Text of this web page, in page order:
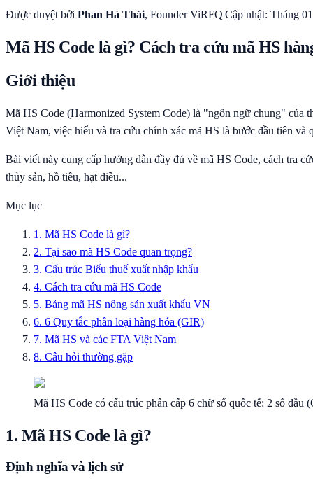
Được duyệt bởi Phan Hà Thái, Founder ViRFQ|Cập nhật: Tháng
Mã HS Code là gì? Cách tra cứu mã HS
Giới thiệu
Mã HS Code (Harmonized System Code) là "ngôn ngữ chung" của
Việt Nam, việc hiểu và tra cứu chính xác mã HS là bước đầu tiên
Bài viết này cung cấp hướng dẫn đầy đủ về mã HS Code, cách tra
thủy sản, hồ tiêu, hạt điều...
Mục lục
1. Mã HS Code là gì?
2. Tại sao mã HS Code quan trọng?
3. Cấu trúc Biểu thuế xuất nhập khẩu
4. Cách tra cứu mã HS Code
5. Bảng mã HS nông sản xuất khẩu VN
6. 6 Quy tắc phân loại hàng hóa (GIR)
7. Mã HS và các FTA Việt Nam
8. Câu hỏi thường gặp
Mã HS Code có cấu trúc phân cấp 6 chữ số quốc tế: 2 số
1. Mã HS Code là gì?
Định nghĩa và lịch sử